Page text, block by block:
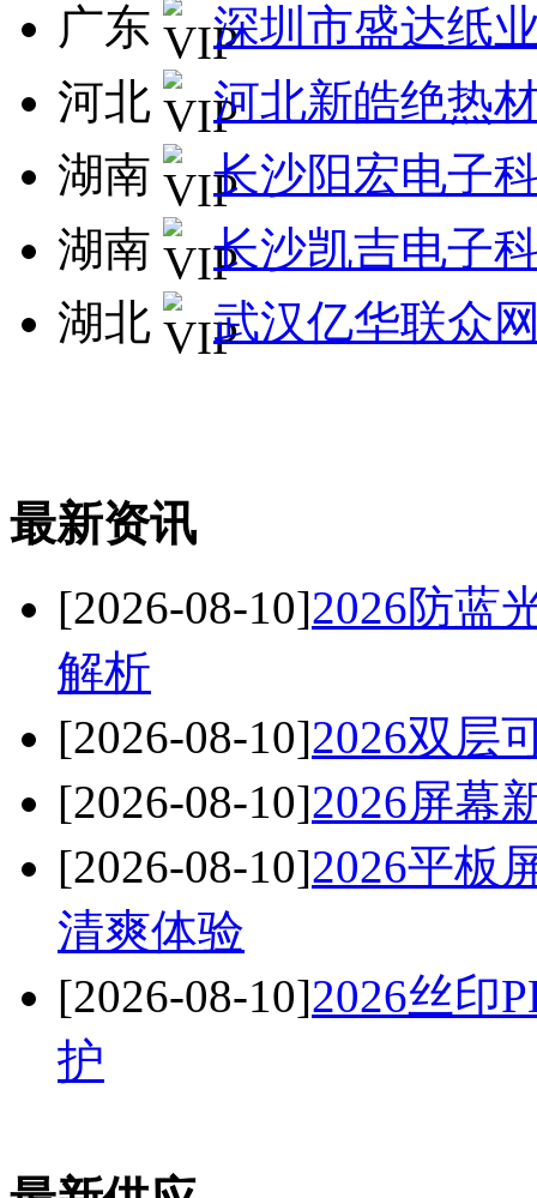
广东
深圳市盛达纸
河北
河北新皓绝热
湖南
长沙阳宏电子
湖南
长沙凯吉电子
湖北
武汉亿华联众
最新资讯
[2026-08-10]2026防蓝
解析
[2026-08-10]2026双层
[2026-08-10]2026屏幕
[2026-08-10]2026平板
清爽体验
[2026-08-10]2026丝印
护